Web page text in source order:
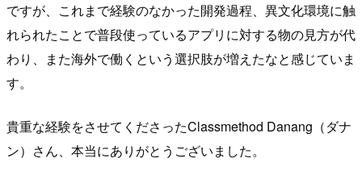
ですが、これまで経験のなかった開発過程、異文化環境に触
れられたことで普段使っているアプリに対する物の見方が代
わり、また海外で働くという選択肢が増えたなと感じていま
す。
貴重な経験をさせてくださったClassmethod Danang（ダナ
ン）さん、本当にありがとうございました。